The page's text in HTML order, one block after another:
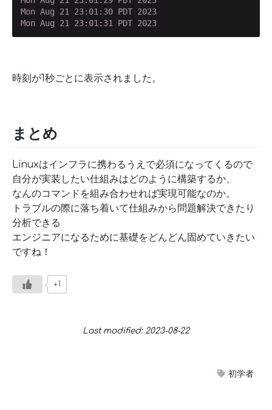
Mon Aug 21 23:01:30 PDT 2023
Mon Aug 21 23:01:31 PDT 2023
時刻が1秒ごとに表示されました。
まとめ
Linuxはインフラに携わるうえで必須になってくるので
自分が実装したい仕組みはどのように構築するか、
なんのコマンドを組み合わせれば実現可能なのか。
トラブルの際に落ち着いて仕組みから問題解決できたり
分析できる
エンジニアになるために基礎をどんどん固めていきたい
ですね！
+1
Last modified: 2023-08-22
初学者